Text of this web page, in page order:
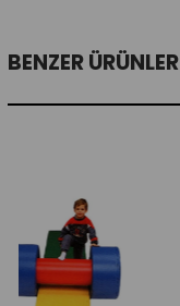
BENZER ÜRÜNLER